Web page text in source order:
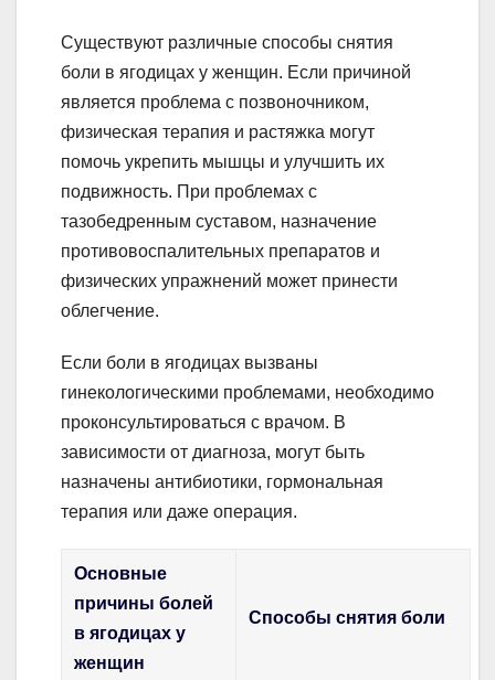
Существуют различные способы снятия
боли в ягодицах у женщин. Если причиной
является проблема с позвоночником,
физическая терапия и растяжка могут
помочь укрепить мышцы и улучшить их
подвижность. При проблемах с
тазобедренным суставом, назначение
противовоспалительных препаратов и
физических упражнений может принести
облегчение.
Если боли в ягодицах вызваны
гинекологическими проблемами, необходимо
проконсультироваться с врачом. В
зависимости от диагноза, могут быть
назначены антибиотики, гормональная
терапия или даже операция.
Основные
причины болей
в ягодицах у
женщин
Способы снятия боли